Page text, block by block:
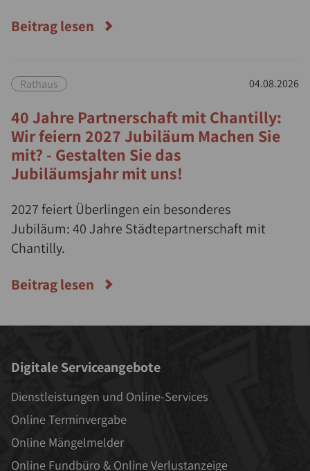
setzen.
Beitrag lesen
Rathaus 04.08.2026
40 Jahre Partnerschaft mit Chantilly:
Wir feiern 2027 Jubiläum Machen Sie
mit? - Gestalten Sie das
Jubiläumsjahr mit uns!
2027 feiert Überlingen ein besonderes
Jubiläum: 40 Jahre Städtepartnerschaft mit
Chantilly.
Beitrag lesen
Digitale Serviceangebote
Dienstleistungen und Online-Services
Online Terminvergabe
Online Mängelmelder
Online Fundbüro & Online Verlustanzeige